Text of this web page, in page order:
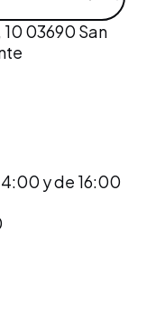
03690 San
y de 16:00